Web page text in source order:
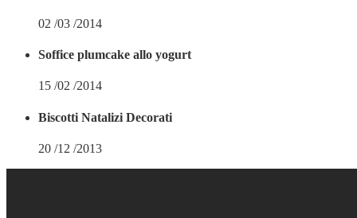
02 /03 /2014
Soffice plumcake allo yogurt
15 /02 /2014
Biscotti Natalizi Decorati
20 /12 /2013